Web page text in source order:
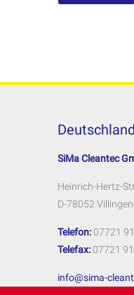
Deutschland
SiMa Cleantec
Heinrich-Hertz-
D-78052
Telefon:07721
Telefax:07721
info@sima-